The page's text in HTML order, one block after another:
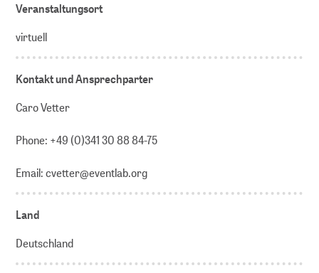
Veranstaltungsort
virtuell
Kontakt und Ansprechparter
Caro Vetter
Phone: +49 (0)341 30 88 84-75
Email: cvetter@eventlab.org
Land
Deutschland